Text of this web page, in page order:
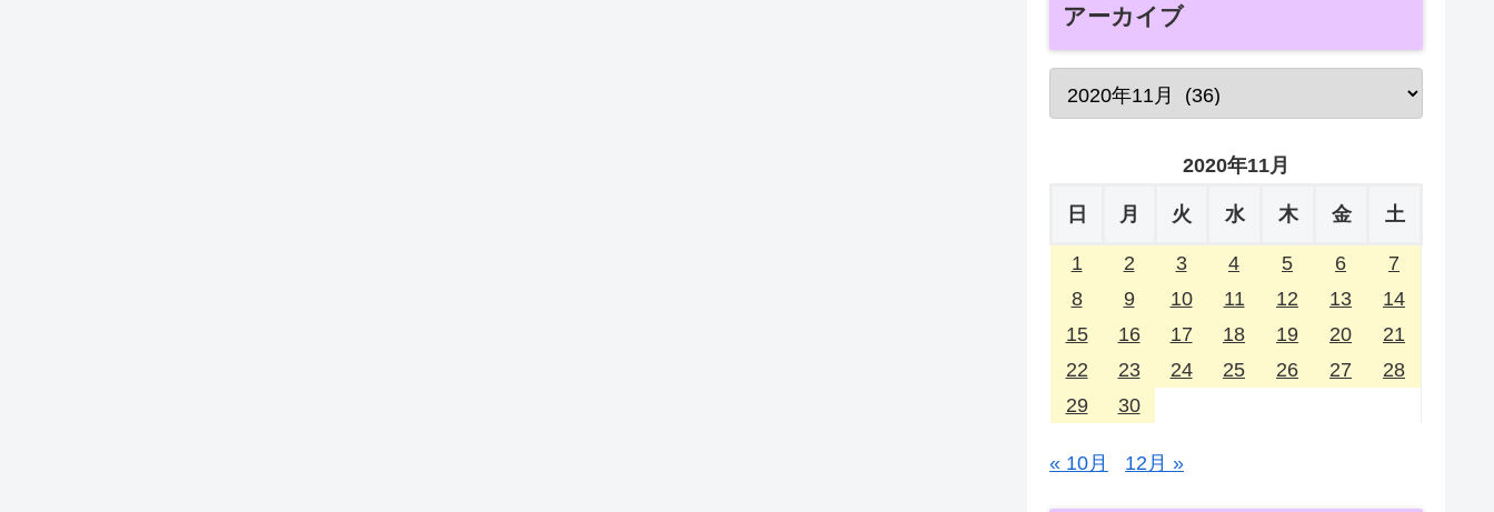
アーカイブ
2020年11月
日 月 火 水 木 金 土
1 2 3 4 5 6
7
8
9 10 11 12 13
14
15
16 17 18 19 20
21
22
23 24 25 26 27
28
29
30
« 10月 12月 »